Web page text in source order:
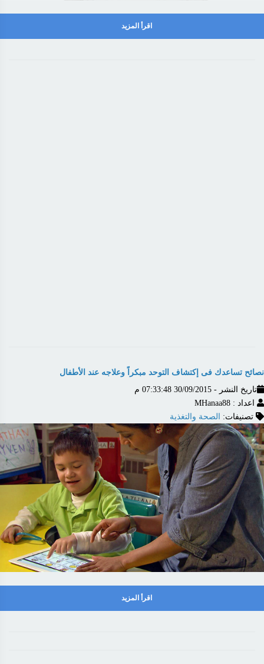
اقرأ المزيد
نصائح تساعدك فى إكتشاف التوحد مبكراً وعلاجه عند الأطفال
تاريخ النشر - 30/09/2015 07:33:48 م
اعداد : MHanaa88
تصنيفات: الصحة والتغذية
اقرأ المزيد